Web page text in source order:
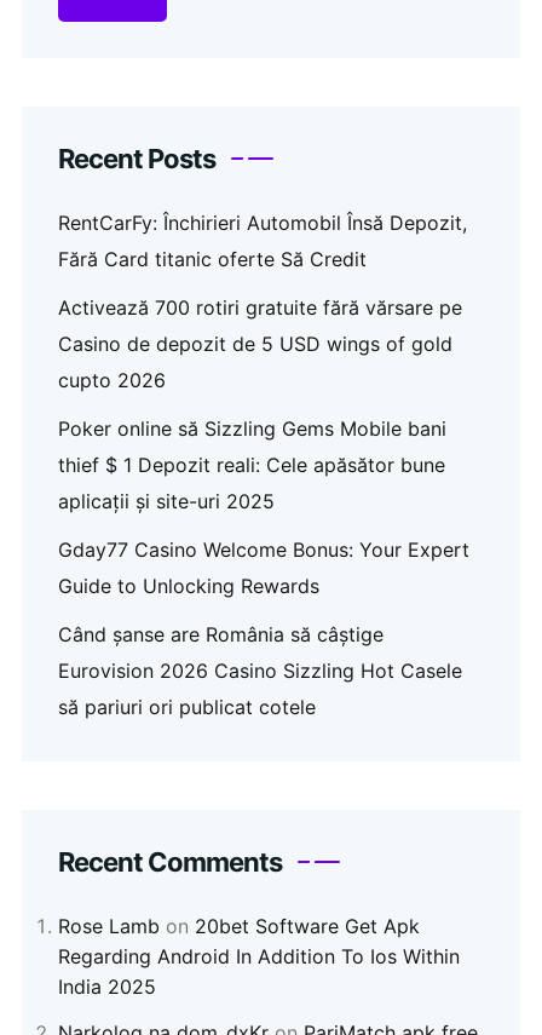
Recent Posts
RentCarFy: Închirieri Automobil Însă Depozit,
Fără Card titanic oferte Să Credit
Activează 700 rotiri gratuite fără vărsare pe
Casino de depozit de 5 USD wings of gold
cupto 2026
Poker online să Sizzling Gems Mobile bani
thief $ 1 Depozit reali: Cele apăsător bune
aplicații și site-uri 2025
Gday77 Casino Welcome Bonus: Your Expert
Guide to Unlocking Rewards
Când șanse are România să câștige
Eurovision 2026 Casino Sizzling Hot Casele
să pariuri ori publicat cotele
Recent Comments
Rose Lamb on 20bet Software Get Apk
Regarding Android In Addition To Ios Within
India 2025